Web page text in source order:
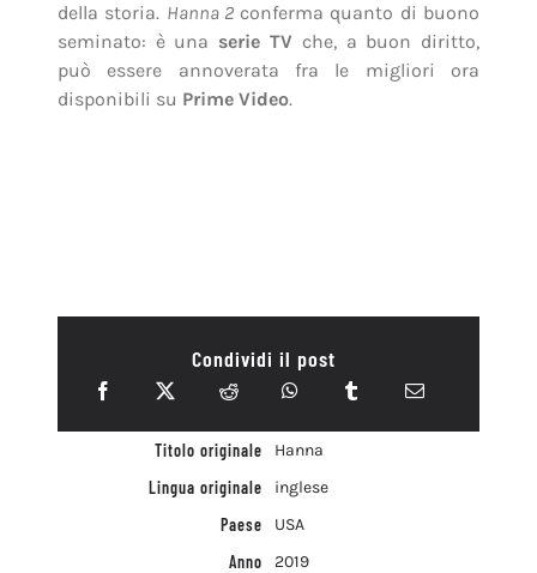
della storia. Hanna 2conferma quanto di buono
seminato: è una serie TV che, a buon diritto,
può essere annoverata fra le migliori ora
disponibili su Prime Video.
Condividi il post
Titolo originale
Hanna
Lingua originale
inglese
Paese
USA
Anno
2019